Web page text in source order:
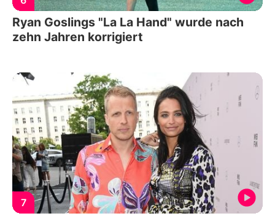
Ryan Goslings "La La Hand" wurde nach
zehn Jahren korrigiert
7